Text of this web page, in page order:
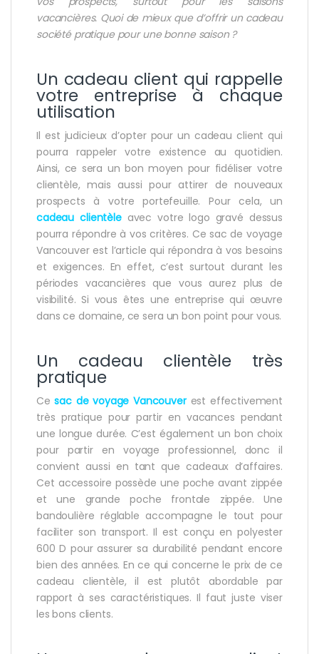
vacancières. Quoi de mieux que d’offrir un cadeau
société pratique pour une bonne saison ?
Un cadeau client qui rappelle
votre entreprise à chaque
utilisation
Il est judicieux d’opter pour un cadeau client qui
pourra rappeler votre existence au quotidien.
Ainsi, ce sera un bon moyen pour fidéliser votre
clientèle, mais aussi pour attirer de nouveaux
prospects à votre portefeuille. Pour cela, un
cadeau clientèle avec votre logo gravé dessus
pourra répondre à vos critères. Ce sac de voyage
Vancouver est l’article qui répondra à vos besoins
et exigences. En effet, c’est surtout durant les
périodes vacancières que vous aurez plus de
visibilité. Si vous êtes une entreprise qui œuvre
dans ce domaine, ce sera un bon point pour vous.
Un cadeau clientèle très
pratique
Cesac de voyage Vancouver est effectivement
très pratique pour partir en vacances pendant
une longue durée. C’est également un bon choix
pour partir en voyage professionnel, donc il
convient aussi en tant que cadeaux d’affaires.
Cet accessoire possède une poche avant zippée
et une grande poche frontale zippée. Une
bandoulière réglable accompagne le tout pour
faciliter son transport. Il est conçu en polyester
600 D pour assurer sa durabilité pendant encore
bien des années. En ce qui concerne le prix de ce
cadeau clientèle, il est plutôt abordable par
rapport à ses caractéristiques. Il faut juste viser
les bons clients.